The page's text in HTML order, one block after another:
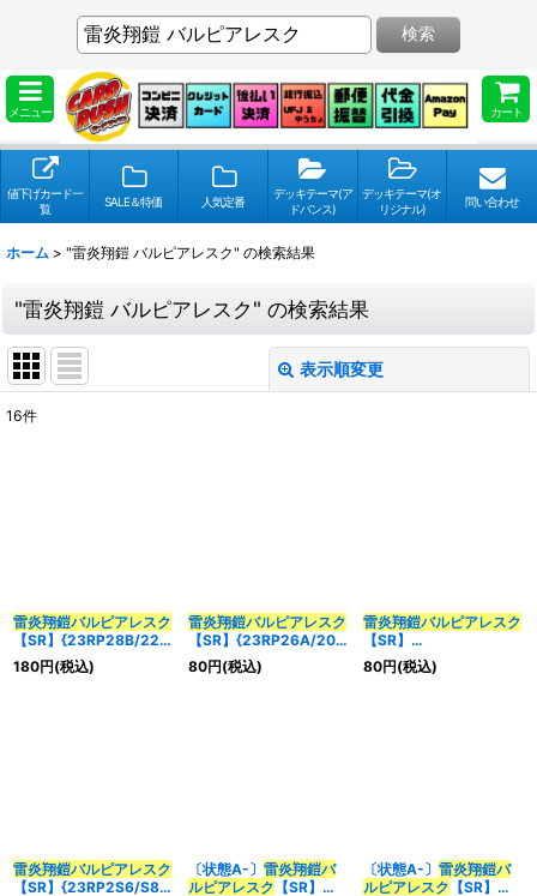
メニュー カート
検索
値下げカード一
覧
SALE＆特価 人気定番
デッキテーマ(ア
ドバンス)
デッキテーマ(オ
リジナル)
問い合わせ
ホーム > "雷炎翔鎧 バルピアレスク" の検索結果
"雷炎翔鎧 バルピアレスク" の検索結果
表示順変更
検索キーワードをお願い致します
カテゴリ
16件
雷炎翔鎧バルピアレスク
【SR】{23RP28B/22}
《火》
180円(税込)
雷炎翔鎧バルピアレスク
【SR】{23RP26A/20}
《火》
80円(税込)
雷炎翔鎧バルピアレスク
【SR】
{23RP2XS6/S8}《火》
80円(税込)
雷炎翔鎧バルピアレスク
【SR】{23RP2S6/S8}
〔状態A-〕 雷炎翔鎧バ
ルピアレスク 【SR】
〔状態A-〕 雷炎翔鎧バ
ルピアレスク 【SR】